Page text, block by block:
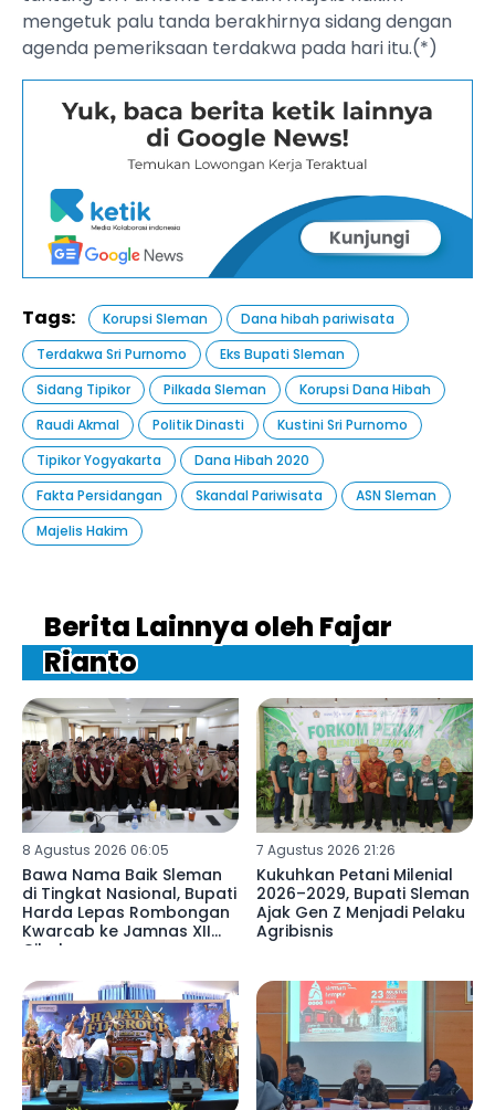
mengetuk palu tanda berakhirnya sidang dengan
agenda pemeriksaan terdakwa pada hari itu.(*)
Tags: Korupsi Sleman
Dana hibah pariwisata
Terdakwa Sri Purnomo
Eks Bupati Sleman
Sidang Tipikor
Pilkada Sleman
Korupsi Dana Hibah
Raudi Akmal
Politik Dinasti
Kustini Sri Purnomo
Tipikor Yogyakarta
Dana Hibah 2020
Fakta Persidangan
Skandal Pariwisata
ASN Sleman
Majelis Hakim
Berita Lainnya oleh Fajar
Rianto
8 Agustus 2026 06:05
Bawa Nama Baik Sleman
di Tingkat Nasional, Bupati
Harda Lepas Rombongan
Kwarcab ke Jamnas XII
Cibubur
7 Agustus 2026 21:26
Kukuhkan Petani Milenial
2026–2029, Bupati Sleman
Ajak Gen Z Menjadi Pelaku
Agribisnis